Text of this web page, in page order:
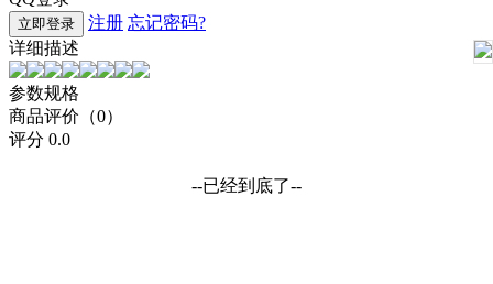
立即登录 注册 忘记密码?
详细描述
参数规格
商品评价（0）
评分 0.0
--已经到底了--